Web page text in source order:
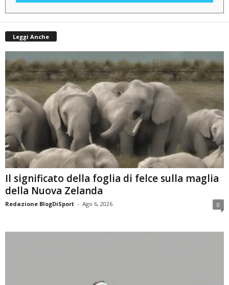
Leggi Anche
Il significato della foglia di felce sulla maglia
della Nuova Zelanda
Redazione BlogDiSport - Ago 6, 2026 0